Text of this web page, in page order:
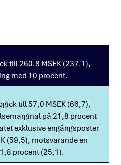
till 260,8 MSEK (237,1),
med 10 procent.
till 57,0 MSEK (66,7),
på 21,8 procent
exklusive engångsposter
(59,5), motsvarande en
procent (25,1).